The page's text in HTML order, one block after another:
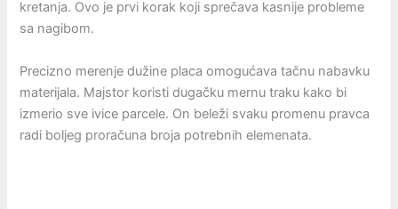
kretanja. Ovo je prvi korak koji sprečava kasnije probleme
sa nagibom.
Precizno merenje dužine placa omogućava tačnu nabavku
materijala. Majstor koristi dugačku mernu traku kako bi
izmerio sve ivice parcele. On beleži svaku promenu pravca
radi boljeg proračuna broja potrebnih elemenata.